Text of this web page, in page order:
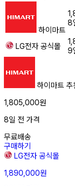
하이마트
8
LG전자 공식몰
9
하이마트 추
1,805,000원
8일 전 가격
무료배송
구매하기
LG전자 공식몰
1,890,000원